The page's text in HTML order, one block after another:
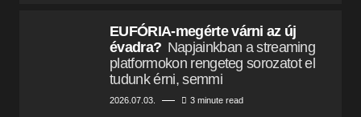
EUFÓRIA-megérte várni az új
évadra? Napjainkban a streaming
platformokon rengeteg sorozatot el
tudunk érni, semmi
2026.07.03. 3 minute read